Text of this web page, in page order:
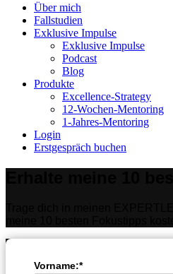
Close
Menu
Über mich
Fallstudien
Exklusive Impulse
Exklusive Impulse
Podcast
Blog
Produkte
Excellence-Strategy
12-Wochen-Mentoring
1-Jahres-Mentoring
Login
Erstgespräch buchen
Vorname:*